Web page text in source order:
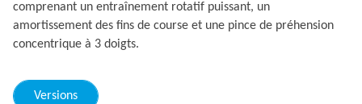
comprenant un entraînement rotatif puissant, un
amortissement des fins de course et une pince de préhension
concentrique à 3 doigts.
Versions